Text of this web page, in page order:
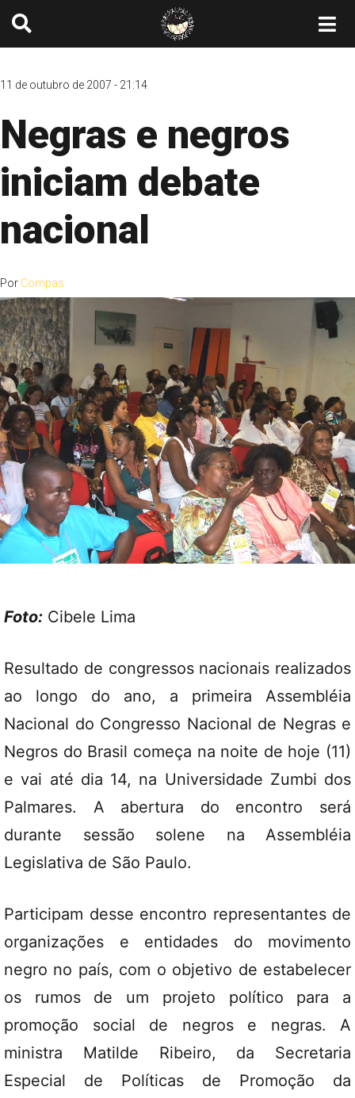
11 de outubro de 2007 - 21:14
Negras e negros
iniciam debate
nacional
Por Compas
Foto: Cibele Lima
Resultado de congressos nacionais realizados
ao longo do ano, a primeira Assembléia
Nacional do Congresso Nacional de Negras e
Negros do Brasil começa na noite de hoje (11)
e vai até dia 14, na Universidade Zumbi dos
Palmares. A abertura do encontro será
durante sessão solene na Assembléia
Legislativa de São Paulo.
Participam desse encontro representantes de
organizações e entidades do movimento
negro no país, com o objetivo de estabelecer
os rumos de um projeto político para a
promoção social de negros e negras. A
ministra Matilde Ribeiro, da Secretaria
Especial de Políticas de Promoção da